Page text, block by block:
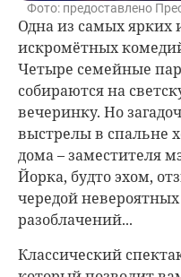
Фото: предоставлено
Одна из самых ярких
искромётных
Четыре семейные
собираются на
вечеринку. Но
выстрелы в спальне
дома – заместителя
Йорка, будто эхом,
чередой
разоблачений...
Классический